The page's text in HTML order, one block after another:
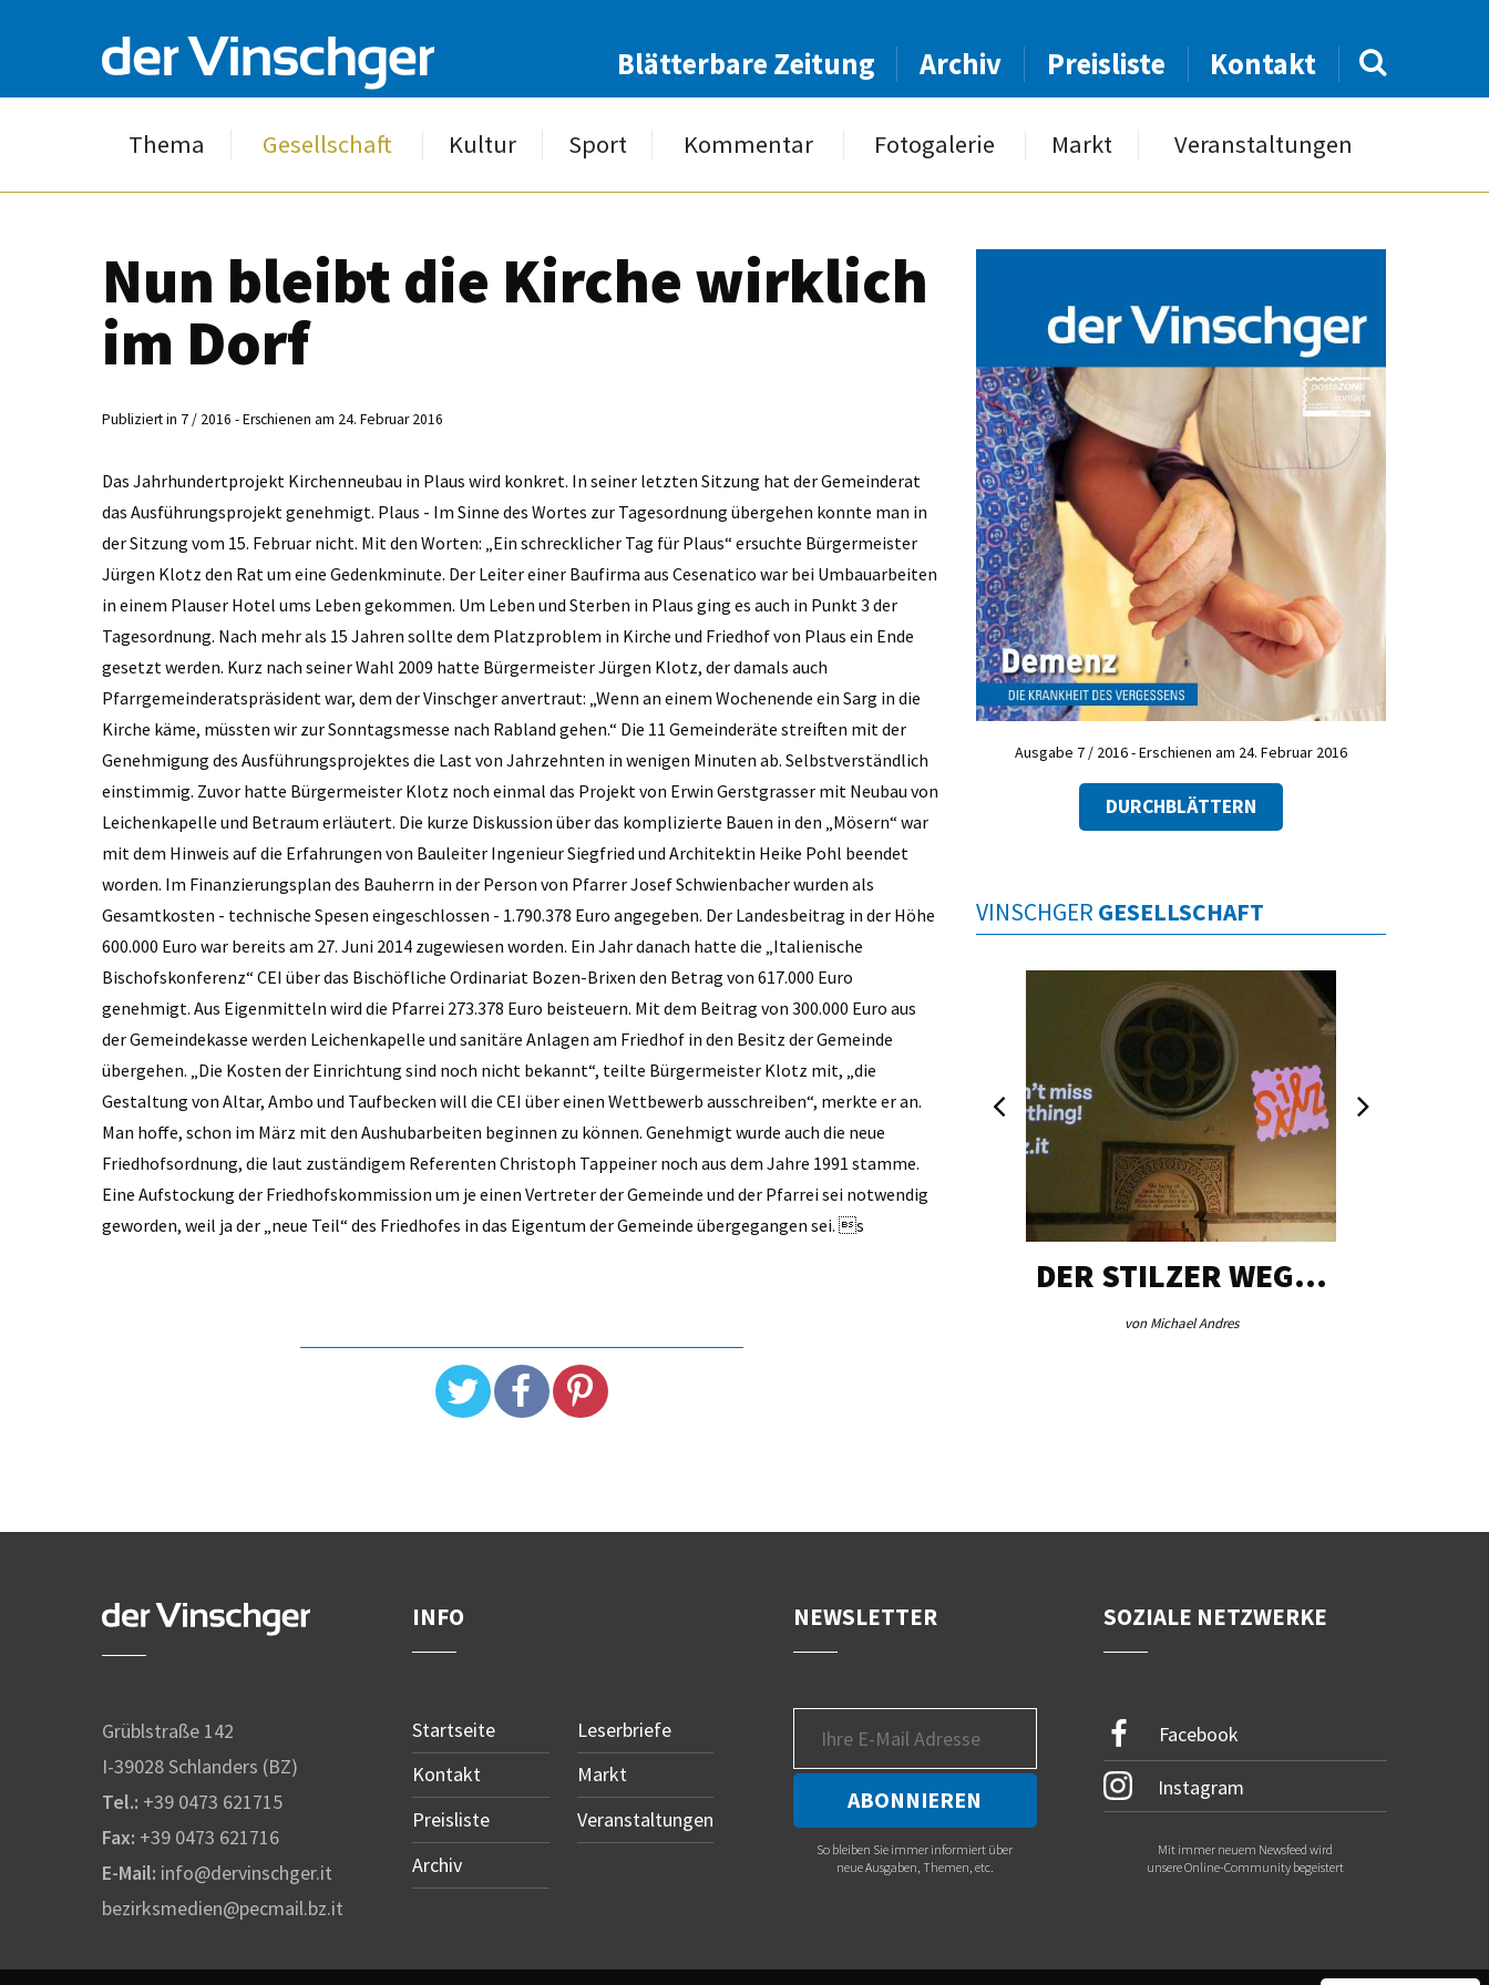
Blätterbare Zeitung Archiv Preisliste Kontakt
Thema Gesellschaft Kultur Sport Kommentar Fotogalerie Markt Veranstaltungen
Nun bleibt die Kirche wirklich
im Dorf
Publiziert in 7 / 2016 - Erschienen am 24. Februar 2016
Das Jahrhundertprojekt Kirchenneubau in Plaus wird konkret. In seiner letzten Sitzung hat der Gemeinderat
das Ausführungsprojekt genehmigt. Plaus - Im Sinne des Wortes zur Tagesordnung übergehen konnte man in
der Sitzung vom 15. Februar nicht. Mit den Worten: „Ein schrecklicher Tag für Plaus“ ersuchte Bürgermeister
Jürgen Klotz den Rat um eine Gedenkminute. Der Leiter einer Baufirma aus Cesenatico war bei Umbauarbeiten
in einem Plauser Hotel ums Leben gekommen. Um Leben und Sterben in Plaus ging es auch in Punkt 3 der
Tagesordnung. Nach mehr als 15 Jahren sollte dem Platzproblem in Kirche und Friedhof von Plaus ein Ende
gesetzt werden. Kurz nach seiner Wahl 2009 hatte Bürgermeister Jürgen Klotz, der damals auch
Pfarrgemeinderatspräsident war, dem der Vinschger anvertraut: „Wenn an einem Wochenende ein Sarg in die
Kirche käme, müssten wir zur Sonntagsmesse nach Rabland gehen.“ Die 11 Gemeinderäte streiften mit der
Genehmigung des Ausführungsprojektes die Last von Jahrzehnten in wenigen Minuten ab. Selbstverständlich
einstimmig. Zuvor hatte Bürgermeister Klotz noch einmal das Projekt von Erwin Gerstgrasser mit Neubau von
Leichen­kapelle und Betraum erläutert. Die kurze Diskussion über das komplizierte Bauen in den „Mösern“ war
mit dem Hinweis auf die Erfahrungen von Bauleiter Ingenieur Siegfried und Architektin Heike Pohl beendet
worden. Im Finanzierungsplan des Bauherrn in der Person von Pfarrer Josef Schwienbacher wurden als
Gesamtkosten - technische Spesen eingeschlossen - 1.790.378 Euro angegeben. Der Landesbeitrag in der Höhe
600.000 Euro war bereits am 27. Juni 2014 zugewiesen worden. Ein Jahr danach hatte die „Italienische
Bischofskonferenz“ CEI über das Bischöfliche Ordinariat Bozen-Brixen den Betrag von 617.000 Euro
genehmigt. Aus Eigenmitteln wird die Pfarrei 273.378 Euro beisteuern. Mit dem Beitrag von 300.000 Euro aus
der Gemeindekasse werden Leichenkapelle und sanitäre Anlagen am Friedhof in den Besitz der Gemeinde
übergehen. „Die Kosten der Einrichtung sind noch nicht bekannt“, teilte Bürgermeister Klotz mit, „die
Gestaltung von Altar, Ambo und Taufbecken will die CEI über einen Wettbewerb ausschreiben“, merkte er an.
Man hoffe, schon im März mit den Aushubarbeiten beginnen zu können. Genehmigt wurde auch die neue
Friedhofsordnung, die laut zuständigem Referenten Christoph Tappeiner noch aus dem Jahre 1991 stamme.
Eine Aufstockung der Friedhofskommission um je einen Vertreter der Gemeinde und der Pfarrei sei notwendig
geworden, weil ja der „neue Teil“ des Friedhofes in das Eigentum der Gemeinde übergegangen sei. s
Ausgabe 7 / 2016 - Erschienen am 24. Februar 2016
DURCHBLÄTTERN
VINSCHGER GESELLSCHAFT
DER STILZER WEG…
von Michael Andres
Grüblstraße 142
I-39028 Schlanders (BZ)
Tel.: +39 0473 621715
Fax: +39 0473 621716
E-Mail: info@dervinschger.it
bezirksmedien@pecmail.bz.it
INFO
Startseite
Kontakt
Preisliste
Archiv
Leserbriefe
Markt
Veranstaltungen
NEWSLETTER
So bleiben Sie immer informiert über
neue Ausgaben, Themen, etc.
SOZIALE NETZWERKE
Facebook
Instagram
Mit immer neuem Newsfeed wird
unsere Online-Community begeistert